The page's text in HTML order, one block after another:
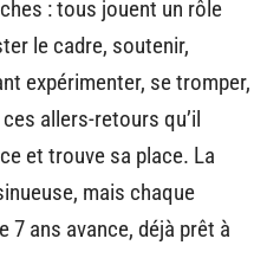
: tous jouent un rôle
le cadre, soutenir,
expérimenter, se tromper,
allers-retours qu’il
et trouve sa place. La
mais chaque
7 ans avance, déjà prêt à